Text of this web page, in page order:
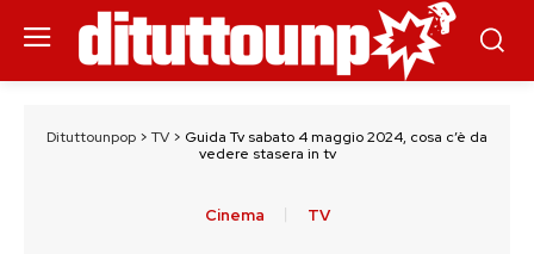
Dituttounpop > TV > Guida Tv sabato 4 maggio 2024, cosa c’è da
vedere stasera in tv
Cinema TV